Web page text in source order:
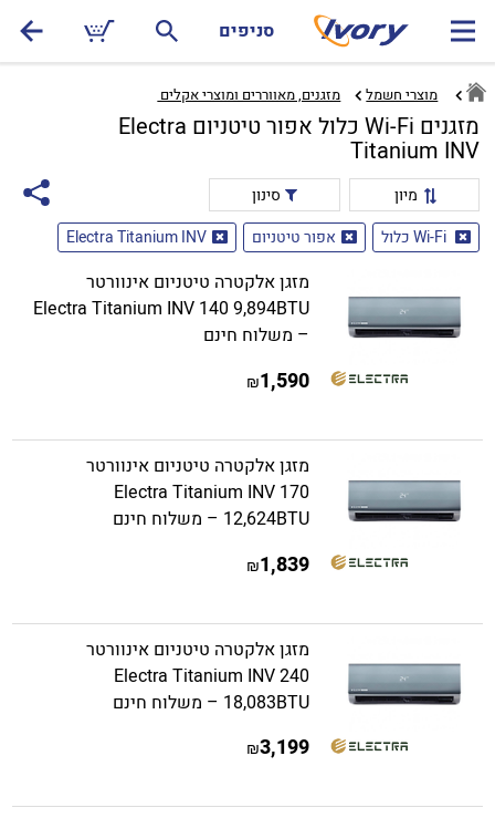
סניפים
מוצרי חשמל מזגנים, מאווררים ומוצרי אקלים ‏
מזגנים Wi-Fi כלול אפור טיטניום Electra
Titanium INV
מיון
סינון
Wi-Fi כלול
אפור טיטניום Electra Titanium INV
מזגן אלקטרה טיטניום אינוורטר
Electra Titanium INV 140 9,894BTU
– משלוח חינם
1,590
₪
מזגן אלקטרה טיטניום אינוורטר
Electra Titanium INV 170
12,624BTU – משלוח חינם
1,839
₪
מזגן אלקטרה טיטניום אינוורטר
Electra Titanium INV 240
18,083BTU – משלוח חינם
3,199
₪